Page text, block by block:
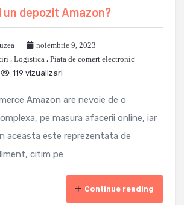
depozit Amazon?
noiembrie 9, 2023
, Logistica , Piata de comert electronic
119 vizualizari
Amazon are nevoie de o
pe masura afacerii online, iar
aceasta este reprezentata de
citim pe
Continue reading